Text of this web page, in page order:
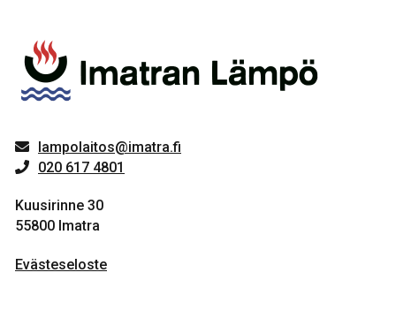
lampolaitos@imatra.fi
020 617 4801
Kuusirinne 30
55800 Imatra
Evästeseloste